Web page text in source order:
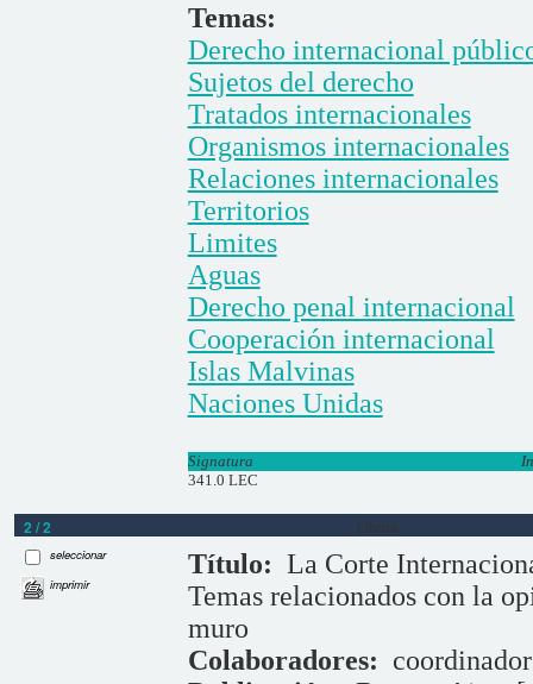
Temas:
Derecho internacional
Sujetos del derecho
Tratados internacionales
Organismos internacionales
Relaciones internacionales
Territorios
Limites
Aguas
Derecho penal internacional
Cooperación internacional
Islas Malvinas
Naciones Unidas
Signatura
341.0 LEC
2 / 2 Libros
seleccionar
imprimir
Título: La Corte
Temas relacionados con la
muro
Colaboradores: